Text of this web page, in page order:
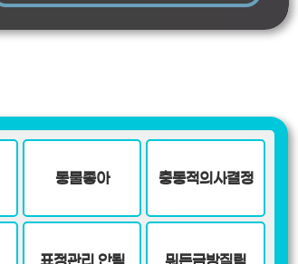
동물좋아 충동적의사결정
표정관리 안됨 뭐든금방질림